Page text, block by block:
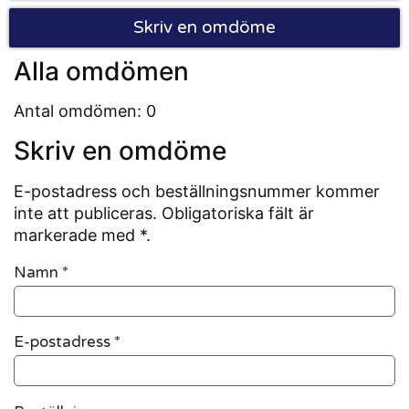
Skriv en omdöme
Alla omdömen
Antal omdömen: 0
Skriv en omdöme
E-postadress och beställningsnummer kommer
inte att publiceras. Obligatoriska fält är
markerade med *.
Namn *
E-postadress *